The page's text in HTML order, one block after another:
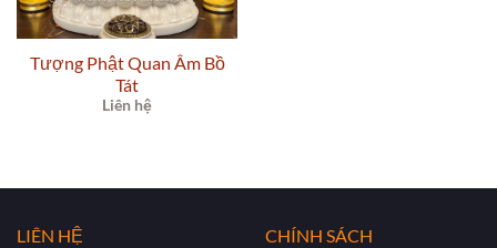
Tượng Phật Quan Âm Bồ
Tát
Liên hệ
LIÊN HỆ CHÍNH SÁCH